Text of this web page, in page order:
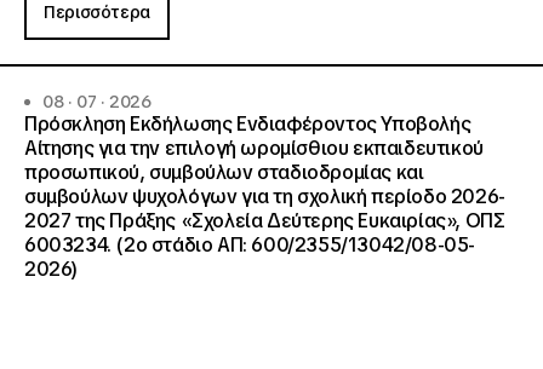
Περισσότερα
08 · 07 · 2026
Πρόσκληση Εκδήλωσης Ενδιαφέροντος Υποβολής
Αίτησης για την επιλογή ωρομίσθιου εκπαιδευτικού
προσωπικού, συμβούλων σταδιοδρομίας και
συμβούλων ψυχολόγων για τη σχολική περίοδο 2026-
2027 της Πράξης «Σχολεία Δεύτερης Ευκαιρίας», ΟΠΣ
6003234. (2ο στάδιο ΑΠ: 600/2355/13042/08-05-
2026)